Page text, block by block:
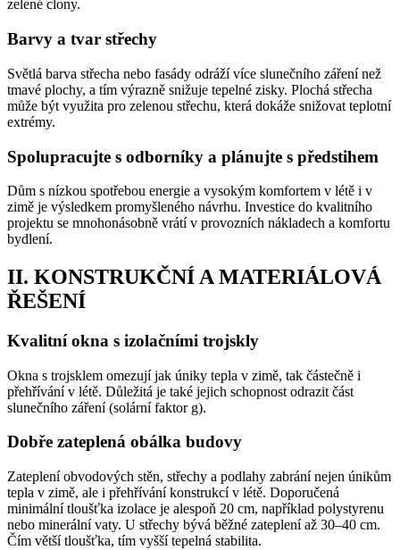
zelené clony.
Barvy a tvar střechy
Světlá barva střecha nebo fasády odráží více slunečního záření než
tmavé plochy, a tím výrazně snižuje tepelné zisky. Plochá střecha
může být využita pro zelenou střechu, která dokáže snižovat teplotní
extrémy.
Spolupracujte s odborníky a plánujte s předstihem
Dům s nízkou spotřebou energie a vysokým komfortem v létě i v
zimě je výsledkem promyšleného návrhu. Investice do kvalitního
projektu se mnohonásobně vrátí v provozních nákladech a komfortu
bydlení.
II. KONSTRUKČNÍ A MATERIÁLOVÁ
ŘEŠENÍ
Kvalitní okna s izolačními trojskly
Okna s trojsklem omezují jak úniky tepla v zimě, tak částečně i
přehřívání v létě. Důležitá je také jejich schopnost odrazit část
slunečního záření (solární faktor g).
Dobře zateplená obálka budovy
Zateplení obvodových stěn, střechy a podlahy zabrání nejen únikům
tepla v zimě, ale i přehřívání konstrukcí v létě. Doporučená
minimální tloušťka izolace je alespoň 20 cm, například polystyrenu
nebo minerální vaty. U střechy bývá běžné zateplení až 30–40 cm.
Čím větší tloušťka, tím vyšší tepelná stabilita.